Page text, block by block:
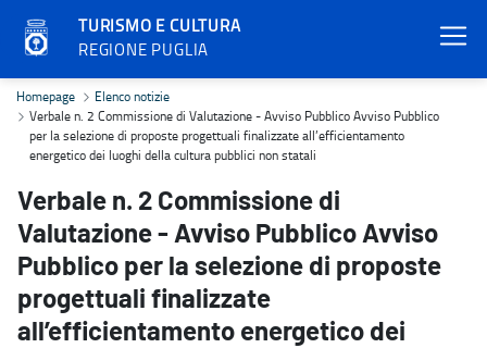
TURISMO E CULTURA
REGIONE PUGLIA
Verbale n. 2 Commissione di Valutazione - Avviso Pubblico
Homepage
Elenco notizie
Verbale n. 2 Commissione di Valutazione - Avviso Pubblico Avviso Pubblico
per la selezione di proposte progettuali finalizzate all’efficientamento
energetico dei luoghi della cultura pubblici non statali
Verbale n. 2 Commissione di
Valutazione - Avviso Pubblico Avviso
Pubblico per la selezione di proposte
progettuali finalizzate
all’efficientamento energetico dei